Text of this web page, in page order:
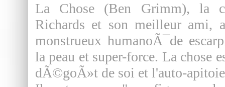
La Chose (Ben Grimm), la
Richards et son meilleur
monstrueux humanoÃ¯de
la peau et super-force. La chose
dÃ©goÃ»t de soi et l'auto-